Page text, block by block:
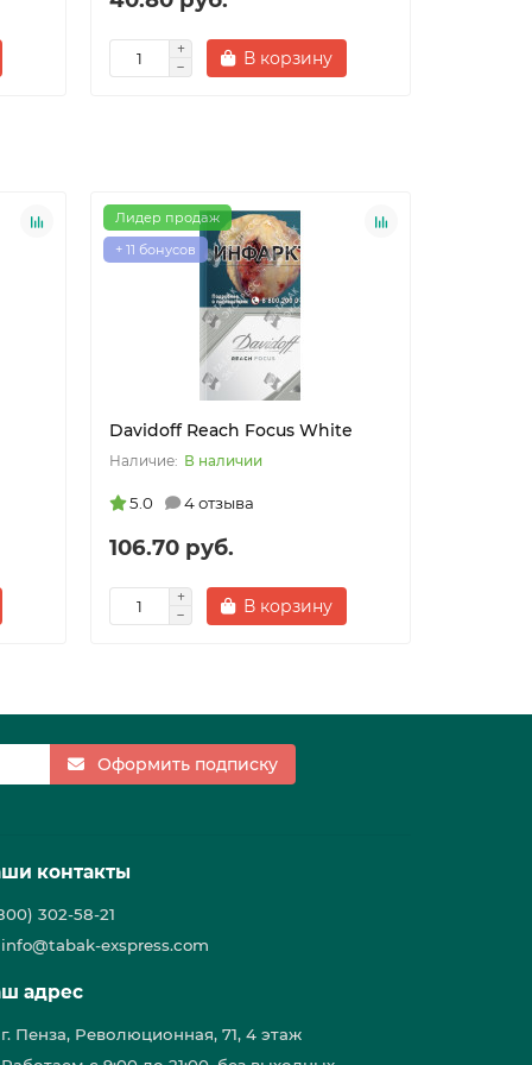
В корзину
Лидер продаж
+ 11 бонусов
Davidoff Reach Focus White
В наличии
5.0 4 отзыва
106.70 руб.
В корзину
Оформить подписку
контакты
302-58-21
info@tabak-exspress.com
адрес
г. Пенза, Революционная, 71, 4 этаж